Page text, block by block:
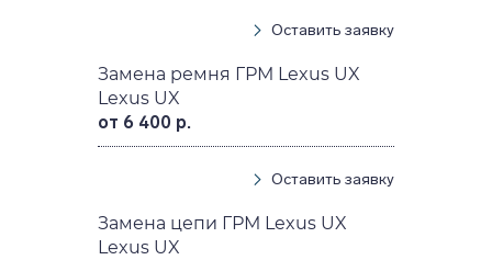
Оставить заявку
Замена ремня ГРМ Lexus UX
Lexus UX
от 6 400 р.
Оставить заявку
Замена цепи ГРМ Lexus UX
Lexus UX